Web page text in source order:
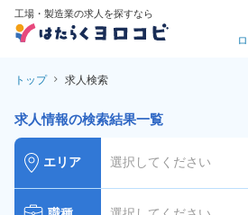
工場・製造業の求人を探すなら
トップ 求人検索
求人情報の検索結果一覧
エリア 選択してください